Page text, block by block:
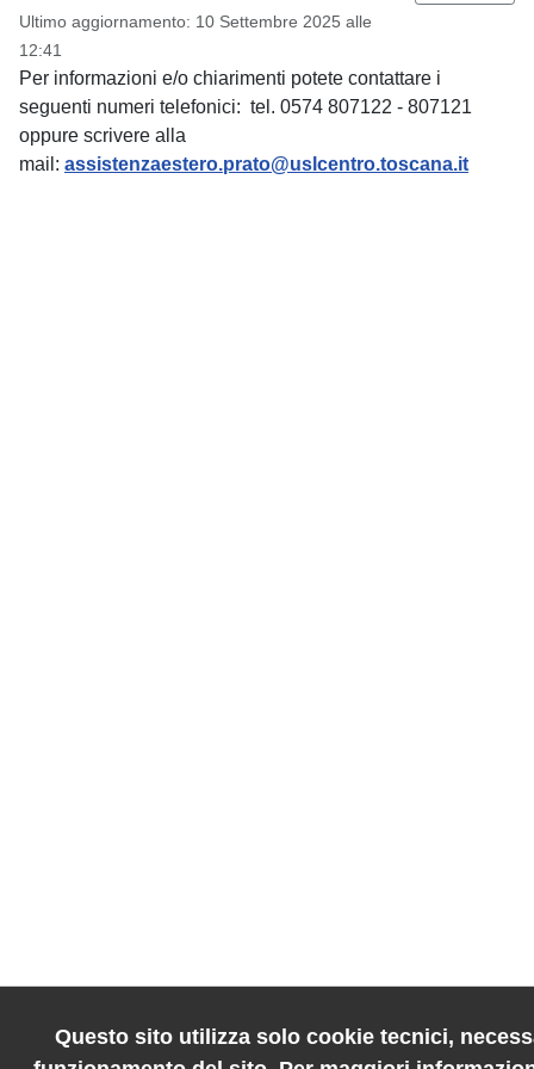
Ultimo aggiornamento: 10 Settembre 2025 alle
12:41
Per informazioni e/o chiarimenti potete contattare i
seguenti numeri telefonici: tel. 0574 807122 - 807121
oppure scrivere alla
mail: assistenzaestero.prato@uslcentro.toscana.it
Questo sito utilizza solo cookie tecnici,